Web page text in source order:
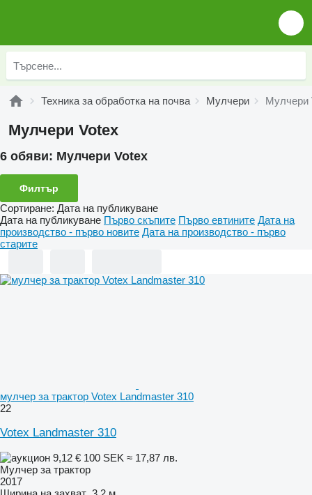
Техника за обработка на почва Мулчери Мулчери
Мулчери Votex
6 обяви: Мулчери Votex
Филтър
Сортиране: Дата на публикуване
Дата на публикуване Първо скъпите Първо евтините Дата на
производство - първо новите Дата на производство - първо
старите
мулчер за трактор Votex Landmaster 310
22
Votex Landmaster 310
9,12 € 100 SEK ≈ 17,87 лв.
Мулчер за трактор
2017